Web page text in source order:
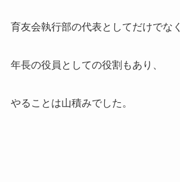
育友会執行部の代表としてだけでなく
年長の役員としての役割もあり、
やることは山積みでした。